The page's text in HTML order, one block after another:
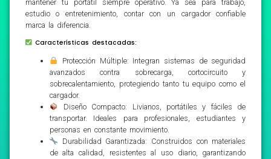
mantener tu portátil siempre operativo. Ya sea para trabajo,
estudio o entretenimiento, contar con un cargador confiable
marca la diferencia.
Características destacadas:
Protección Múltiple: Integran sistemas de seguridad
avanzados contra sobrecarga, cortocircuito y
sobrecalentamiento, protegiendo tanto tu equipo como el
cargador.
Diseño Compacto: Livianos, portátiles y fáciles de
transportar. Ideales para profesionales, estudiantes y
personas en constante movimiento.
Durabilidad Garantizada: Construidos con materiales
de alta calidad, resistentes al uso diario, garantizando